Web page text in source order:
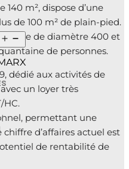
|
140 m², dispose d’une
de 100 m² de plain-pied.
de diamètre 400 et
de personnes.
dédié aux activités de
un loyer très
HC.
permettant une
d’affaires actuel est
de rentabilité de